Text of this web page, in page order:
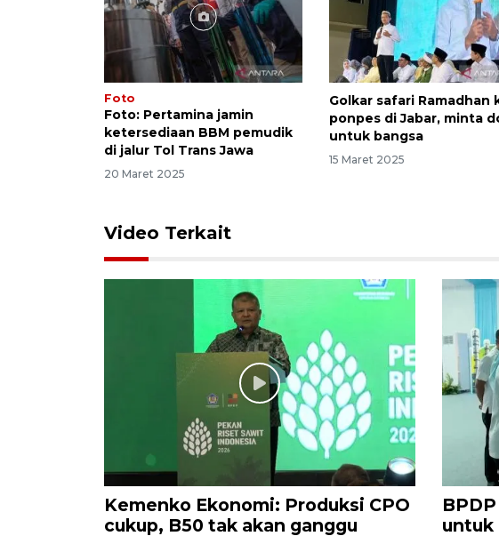
Foto
Foto: Pertamina jamin
ketersediaan BBM pemudik
di jalur Tol Trans Jawa
20 Maret 2025
Golkar safari Ramadhan
ponpes di Jabar, minta
untuk bangsa
15 Maret 2025
Video Terkait
Kemenko Ekonomi: Produksi CPO
cukup, B50 tak akan ganggu
untuk